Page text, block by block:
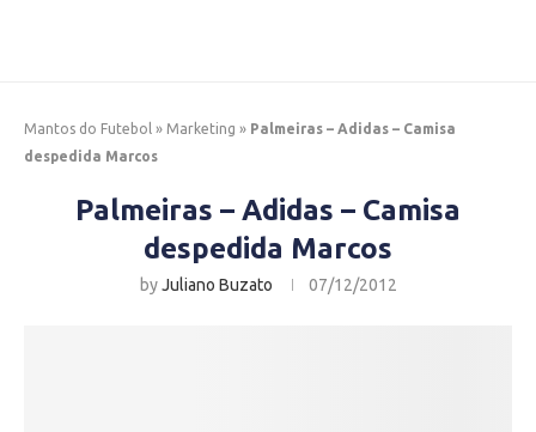
Mantos do Futebol » Marketing » Palmeiras – Adidas – Camisa
despedida Marcos
Palmeiras – Adidas – Camisa
despedida Marcos
byJuliano Buzato 07/12/2012